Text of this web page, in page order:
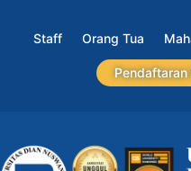
Staff Orang Tua